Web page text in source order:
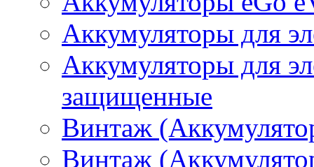
Аккумуляторы для
Аккумуляторы для
защищенные
Винтаж
Винтаж